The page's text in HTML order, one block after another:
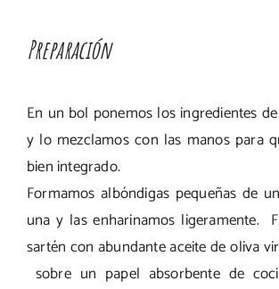
Preparación
En un bol ponemos los ingredientes
y lo mezclamos con las manos para
bien integrado.
Formamos albóndigas pequeñas de
una y las enharinamos ligeramente.
sartén con abundante aceite de oliva
sobre un papel absorbente de